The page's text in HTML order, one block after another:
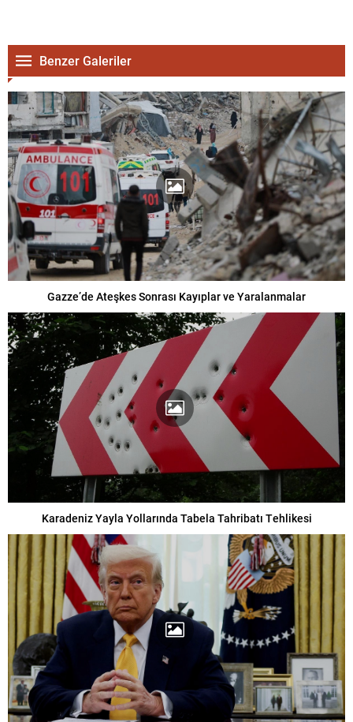
Benzer Galeriler
Gazze’de Ateşkes Sonrası Kayıplar ve Yaralanmalar
Karadeniz Yayla Yollarında Tabela Tahribatı Tehlikesi